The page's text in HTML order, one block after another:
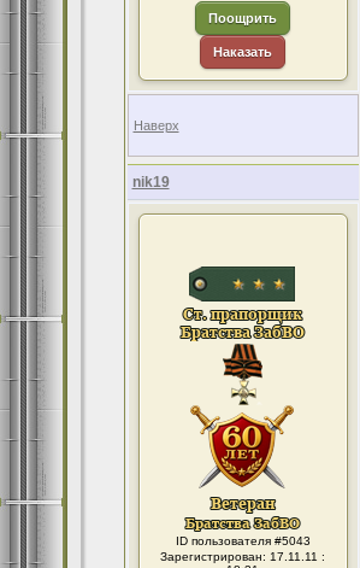
Поощрить
Наказать
Наверх
nik19
ID пользователя #5043
Зарегистрирован: 17.11.11 :